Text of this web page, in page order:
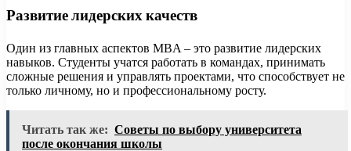
Развитие лидерских качеств
Один из главных аспектов MBA – это развитие лидерских
навыков. Студенты учатся работать в командах, принимать
сложные решения и управлять проектами, что способствует не
только личному, но и профессиональному росту.
Читать так же: Советы по выбору университета
после окончания школы